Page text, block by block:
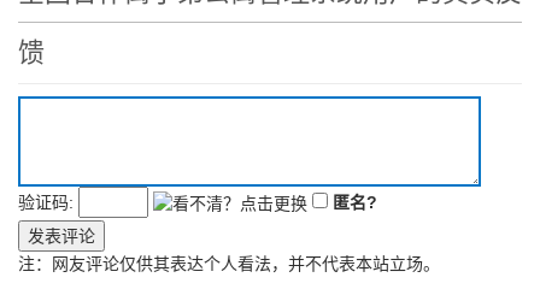
馈
验证码:
匿名?
发表评论
注：网友评论仅供其表达个人看法，并不代表本站立场。